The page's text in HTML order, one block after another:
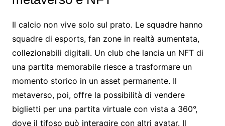
Il calcio non vive solo sul prato. Le squadre hanno
squadre di esports, fan zone in realtà aumentata,
collezionabili digitali. Un club che lancia un NFT di
una partita memorabile riesce a trasformare un
momento storico in un asset permanente. Il
metaverso, poi, offre la possibilità di vendere
biglietti per una partita virtuale con vista a 360°,
dove il tifoso può interagire con altri avatar. Il